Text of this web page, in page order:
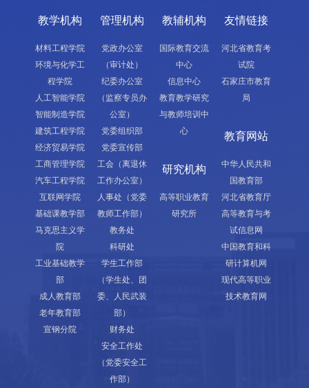
教学机构
材料工程学院
环境与化学工
程学院
人工智能学院
智能制造学院
建筑工程学院
经济贸易学院
工商管理学院
汽车工程学院
互联网学院
基础课教学部
马克思主义学
院
工业基础教学
部
成人教育部
老年教育部
宣钢分院
管理机构
党政办公室
（审计处）
纪委办公室
（监察专员办
公室）
党委组织部
党委宣传部
工会（离退休
工作办公室）
人事处（党委
教师工作部）
教务处
科研处
学生工作部
（学生处、团
委、人民武装
部）
财务处
安全工作处
（党委安全工
作部）
教辅机构
国际教育交流
中心
信息中心
教育教学研究
与教师培训中
心
研究机构
高等职业教育
研究所
友情链接
河北省教育考
试院
石家庄市教育
局
教育网站
中华人民共和
国教育部
河北省教育厅
高等教育与考
试信息网
中国教育和科
研计算机网
现代高等职业
技术教育网